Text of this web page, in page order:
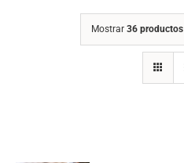
Mostrar 36 productos